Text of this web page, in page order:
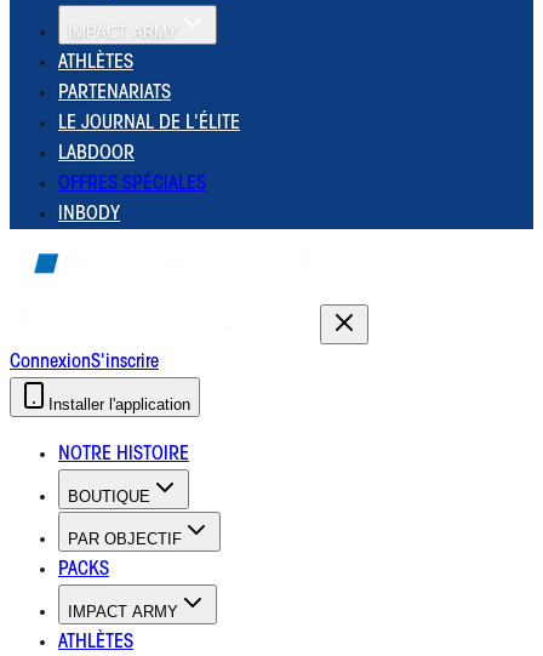
IMPACT ARMY
ATHLÈTES
PARTENARIATS
LE JOURNAL DE L'ÉLITE
LABDOOR
OFFRES SPÉCIALES
INBODY
ConnexionS'inscrire
Installer l'application
NOTRE HISTOIRE
BOUTIQUE
PAR OBJECTIF
PACKS
IMPACT ARMY
ATHLÈTES